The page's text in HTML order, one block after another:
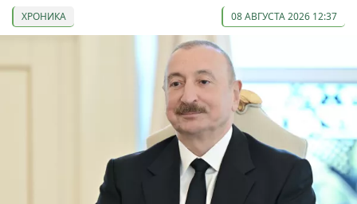
ХРОНИКА 08 АВГУСТА 2026 12:37